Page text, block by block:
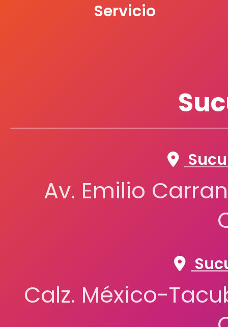
Servicio
Av. Emilio
Calz. México-